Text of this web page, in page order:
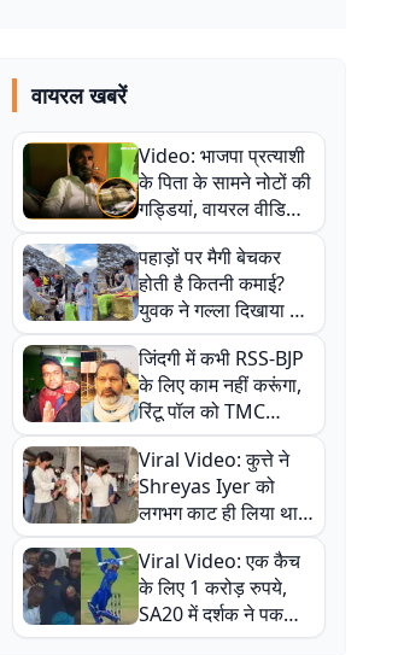
वायरल खबरें
Video: भाजपा प्रत्याशी
के पिता के सामने नोटों की
गड्डियां, वायरल वीडियो
से राजनीति में उबाल,
अजित महतो बोले- TMC
की गंदी चाल
पहाड़ों पर मैगी बेचकर
होती है कितनी कमाई?
युवक ने गल्ला दिखाया तो
नौकरी वालों के खड़े हो गए
कान
जिंदगी में कभी RSS-BJP
के लिए काम नहीं करूंगा,
रिंटू पॉल को TMC
ऑफिस में ले जाकर पीटा,
Video वायरल
Viral Video: कुत्ते ने
Shreyas Iyer को
लगभग काट ही लिया था,
न्यूजीलैंड सीरीज से पहले
बाल-बाल बचे
Viral Video: एक कैच
के लिए 1 करोड़ रुपये,
SA20 में दर्शक ने पकड़ा
एक हाथ से गजब का कैच